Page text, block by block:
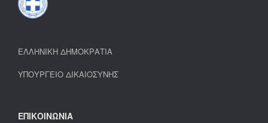
ΕΛΛΗΝΙΚΗ ΔΗΜΟΚΡΑΤΙΑ
ΥΠΟΥΡΓΕΙΟ ΔΙΚΑΙΟΣΥΝΗΣ
ΕΠΙΚΟΙΝΩΝΙΑ